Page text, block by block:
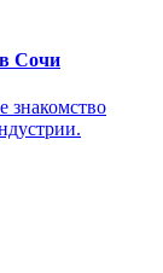
Сочи
знакомство